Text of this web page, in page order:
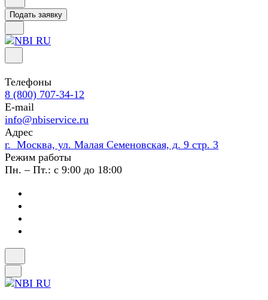
Подать заявку
Телефоны
8 (800) 707-34-12
E-mail
info@nbiservice.ru
Адрес
г. Москва, ул. Малая Семеновская, д. 9 стр. 3
Режим работы
Пн. – Пт.: с 9:00 до 18:00